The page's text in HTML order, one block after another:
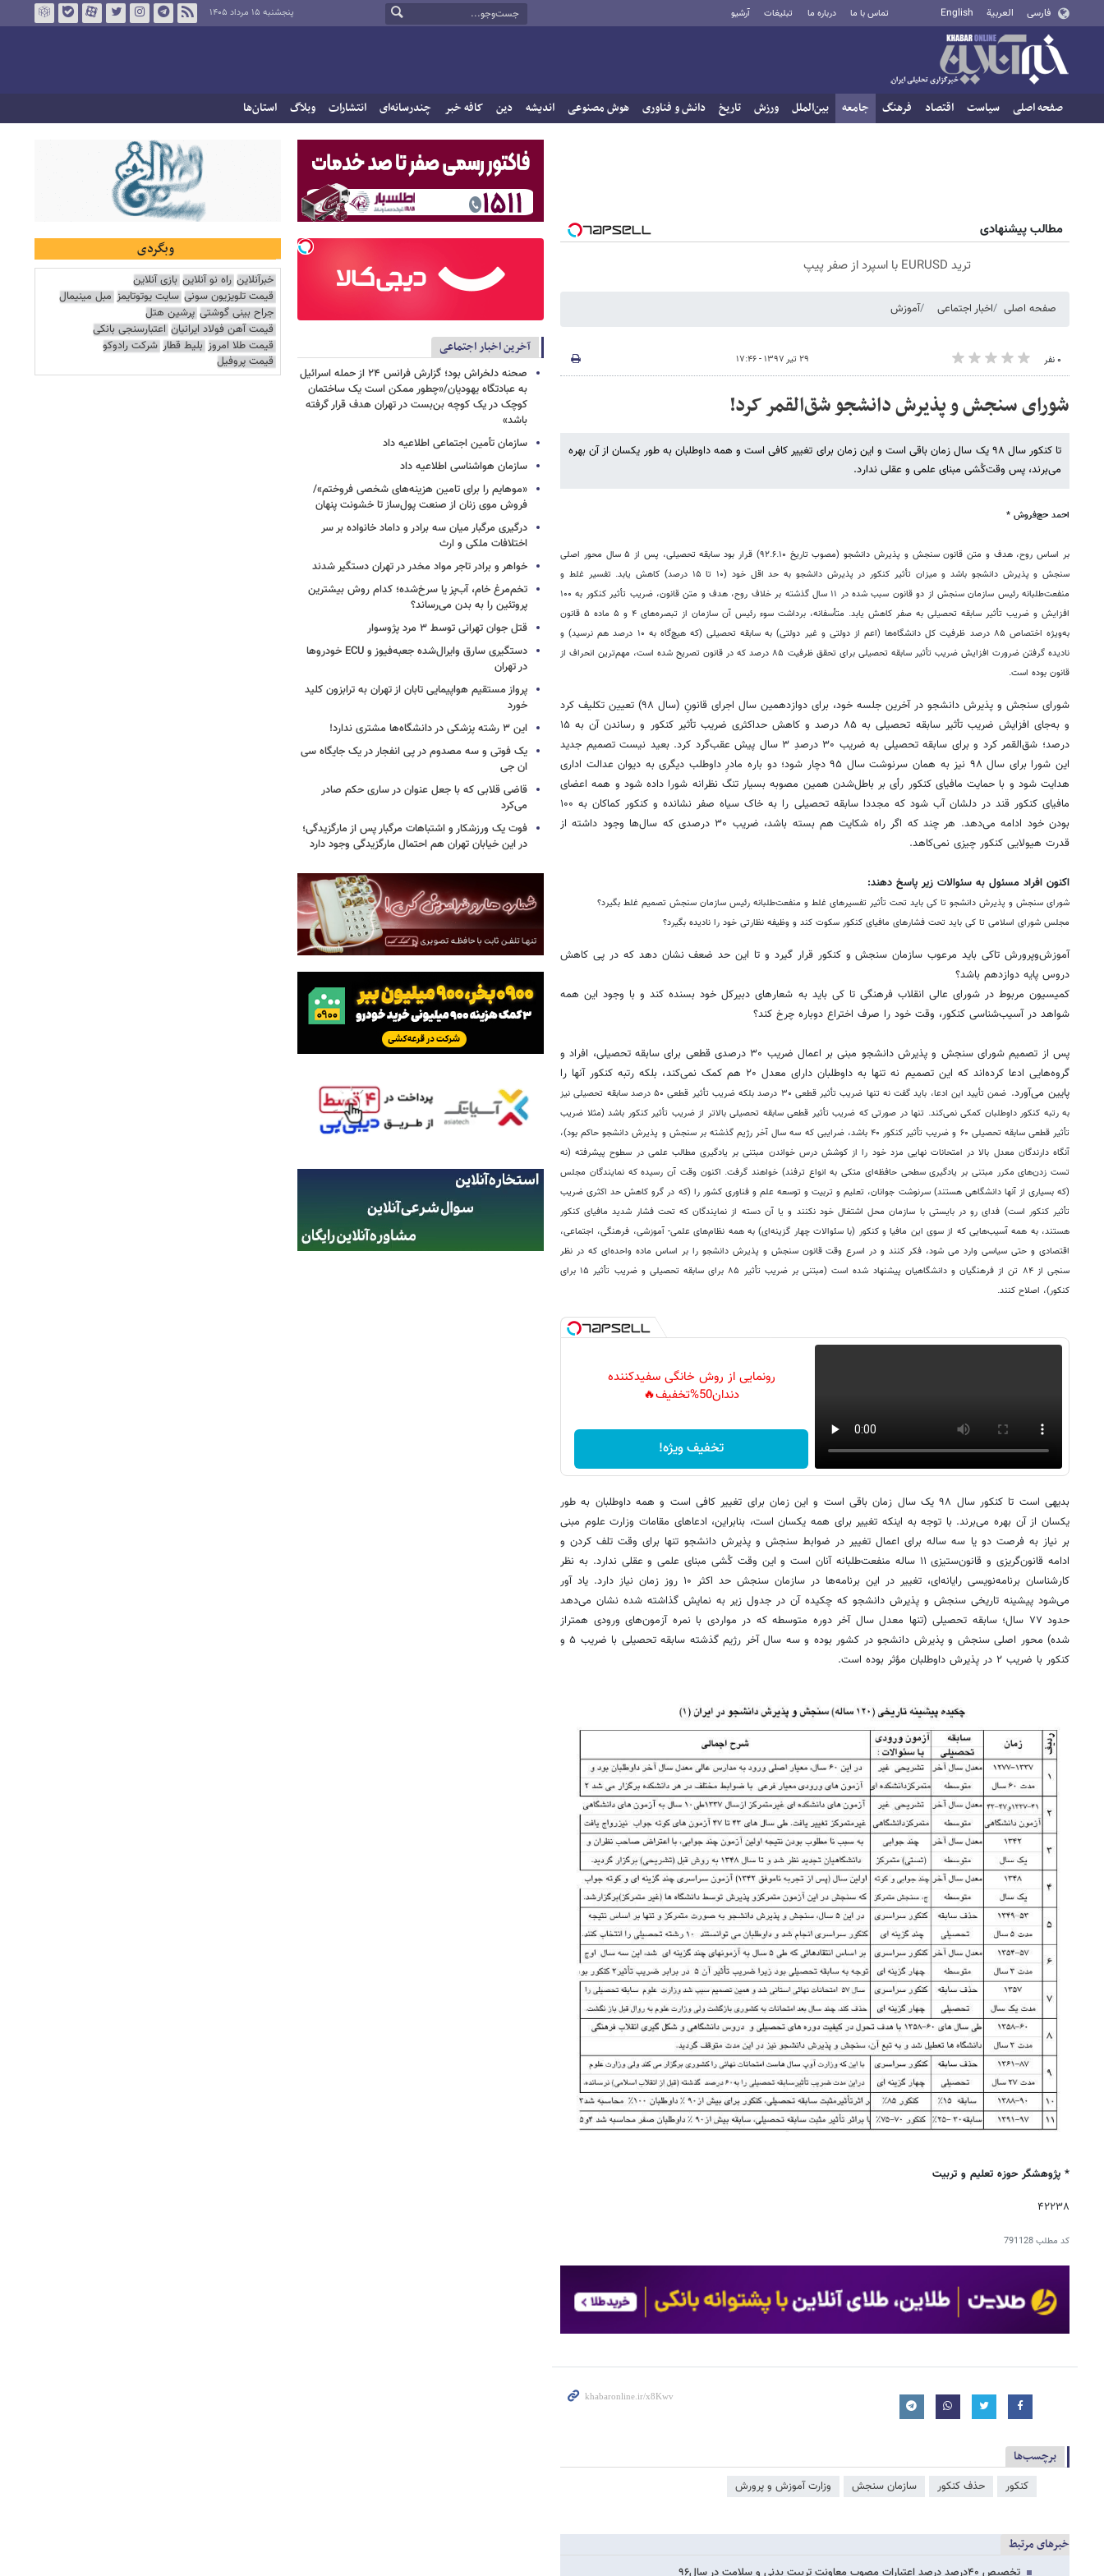
فارسی العربية English تماس با ما درباره ما تبلیغات آرشیو پنجشنبه ۱۵ مرداد ۱۴۰۵
صفحه اصلی سیاست اقتصاد فرهنگ جامعه بین‌الملل ورزش تاریخ دانش و فناوری هوش مصنوعی اندیشه دین کافه خبر چندرسانه‌ای انتشارات وبلاگ استان‌ها
مطالب پیشنهادی
ترید EURUSD با اسپرد از صفر پیپ
صفحه اصلی اخبار اجتماعی آموزش
۰ نفر ۲۹ تیر ۱۳۹۷ - ۱۷:۴۶
شورای سنجش و پذیرش دانشجو شق‌القمر کرد!
تا کنکور سال ۹۸ یک سال زمان باقی است و این زمان برای تغییر کافی است و همه داوطلبان به طور یکسان از آن بهره
می‌برند، پس وقت‌کُشی مبنای علمی و عقلی ندارد.
احمد حج‌فروش *
بر اساس روح، هدف و متن قانون سنجش و پذیرش دانشجو (مصوب تاریخ ۹۲.۶.۱۰) قرار بود سابقه تحصیلی، پس از ۵ سال محور اصلی
سنجش و پذیرش دانشجو باشد و میزان تأثیر کنکور در پذیرش دانشجو به حد اقل خود (۱۰ تا ۱۵ درصد) کاهش یابد. تفسیر غلط و
منفعت‌طلبانه رئیس سازمان سنجش از دو قانون سبب شده در ۱۱ سال گذشته بر خلاف روح، هدف و متن قانون، ضریب تأثیر کنکور به ۱۰۰
افزایش و ضریب تأثیر سابقه تحصیلی به صفر کاهش یابد. متأسفانه، برداشت سوء رئیس آن سازمان از تبصره‌های ۴ و ۵ ماده ۵ قانون
به‌ویژه اختصاص ۸۵ درصد ظرفیت کل دانشگاه‌ها (اعم از دولتی و غیر دولتی) به سابقه تحصیلی (که هیچ‌گاه به ۱۰ درصد هم نرسید) و
نادیده گرفتن ضرورت افزایش ضریب تأثیر سابقه تحصیلی برای تحقق ظرفیت ۸۵ درصد که در قانون تصریح شده است، مهم‌ترین انحراف از
قانون بوده است.
شورای سنجش و پذیرش دانشجو در آخرین جلسه خود، برای دوازدهمین سال اجرای قانونِ (سال ۹۸) تعیین تکلیف کرد
و به‌جای افزایش ضریب تأثیر سابقه تحصیلی به ۸۵ درصد و کاهش حداکثری ضریب تأثیر کنکور و رساندن آن به ۱۵
درصد؛ شق‌القمر کرد و برای سابقه تحصیلی به ضریب ۳۰ درصدِ ۳ سال پیش عقب‌گرد کرد. بعید نیست تصمیم جدید
این شورا برای سال ۹۸ نیز به همان سرنوشت سال ۹۵ دچار شود؛ دو باره مادرِ داوطلب دیگری به دیوان عدالت اداری
هدایت شود و با حمایت مافیای کنکور رأی بر باطل‌شدن همین مصوبه بسیار تنگ نظرانه شورا داده شود و همه اعضای
مافیای کنکور قند در دلشان آب شود که مجددا سابقه تحصیلی را به خاک سیاه صفر نشانده و کنکور کماکان به ۱۰۰
بودن خود ادامه می‌دهد. هر چند که اگر راه شکایت هم بسته باشد، ضریب ۳۰ درصدی که سال‌ها وجود داشته از
قدرت هیولایی کنکور چیزی نمی‌کاهد.
اکنون افراد مسئول به سئوالات زیر پاسخ دهند:
شورای سنجش و پذیرش دانشجو تا کی باید تحت تأثیر تفسیرهای غلط و منفعت‌طلبانه رئیس سازمان سنجش تصمیم غلط بگیرد؟
مجلس شورای اسلامی تا کی باید تحت فشارهای مافیای کنکور سکوت کند و وظیفه نظارتی خود را نادیده بگیرد؟
آموزش‌وپرورش تاکی باید مرعوب سازمان سنجش و کنکور قرار گیرد و تا این حد ضعف نشان دهد که در پی کاهش
دروس پایه دوازدهم باشد؟
کمیسیون مربوط در شورای عالی انقلاب فرهنگی تا کی باید به شعارهای دبیرکل خود بسنده کند و با وجود این همه
شواهد در آسیب‌شناسی کنکور، وقت خود را صرف اختراع دوباره چرخ کند؟
پس از تصمیم شورای سنجش و پذیرش دانشجو مبنی بر اعمال ضریب ۳۰ درصدی قطعی برای سابقه تحصیلی، افراد و
گروه‌هایی ادعا کرده‌اند که این تصمیم نه تنها به داوطلبان دارای معدل ۲۰ هم کمک نمی‌کند، بلکه رتبه کنکور آنها را
پایین می‌آورد.
ضمن تأیید این ادعا، باید گفت نه تنها ضریب تأثیر قطعی ۳۰ درصد بلکه ضریب تأثیر قطعی ۵۰ درصد سابقه تحصیلی نیز
به رتبه کنکور داوطلبان کمکی نمی‌کند. تنها در صورتی که ضریب تأثیر قطعی سابقه تحصیلی بالاتر از ضریب تأثیر کنکور باشد (مثلا ضریب
تأثیر قطعی سابقه تحصیلی ۶۰ و ضریب تأثیر کنکور ۴۰ باشد، ضرایبی که سه سال آخر رژیم گذشته بر سنجش و پذیرش دانشجو حاکم بود)،
آنگاه دارندگان معدل بالا در امتحانات نهایی مزد خود را از کوشش درس خواندن مبتنی بر یادگیری مطالب علمی در سطوح پیشرفته (نه
تست زدن‌های مکرر مبتنی بر یادگیری سطحی حافظه‌ای متکی به انواع ترفند) خواهند گرفت. اکنون وقت آن رسیده که نمایندگان مجلس
(که بسیاری از آنها دانشگاهی هستند) سرنوشت جوانان، تعلیم و تربیت و توسعه علم و فناوری کشور را (که در گرو کاهش حد اکثری ضریب
تأثیر کنکور است) فدای رو در بایستی با سازمان محل اشتغال خود نکنند و یا آن دسته از نمایندگان که تحت فشار شدید مافیای کنکور
هستند، به همه آسیب‌هایی که از سوی این مافیا و کنکور (با سئوالات چهار گزینه‌ای) به همه نظام‌های علمی- آموزشی، فرهنگی، اجتماعی،
اقتصادی و حتی سیاسی وارد می شود، فکر کنند و در اسرع وقت قانون سنجش و پذیرش دانشجو را بر اساس ماده واحده‌ای که در نظر
سنجی از ۸۴ تن از فرهنگیان و دانشگاهیان پیشنهاد شده است (مبتنی بر ضریب تأثیر ۸۵ برای سابقه تحصیلی و ضریب تأثیر ۱۵ برای
کنکور)، اصلاح کنند.
رونمایی از روش خانگی سفیدکننده
دندان50%تخفیف🔥
تخفیف ویژه!
بدیهی است تا کنکور سال ۹۸ یک سال زمان باقی است و این زمان برای تغییر کافی است و همه داوطلبان به طور
یکسان از آن بهره می‌برند. با توجه به اینکه تغییر برای همه یکسان است، بنابراین، ادعاهای مقامات وزارت علوم مبنی
بر نیاز به فرصت دو یا سه ساله برای اعمال تغییر در ضوابط سنجش و پذیرش دانشجو تنها برای وقت تلف کردن و
ادامه قانون‌گریزی و قانون‌ستیزی ۱۱ ساله منفعت‌طلبانه آنان است و این وقت کُشی مبنای علمی و عقلی ندارد. به نظر
کارشناسان برنامه‌نویسی رایانه‌ای، تغییر در این برنامه‌ها در سازمان سنجش حد اکثر ۱۰ روز زمان نیاز دارد. یاد آور
می‌شود پیشینه تاریخی سنجش و پذیرش دانشجو که چکیده آن در جدول زیر به نمایش گذاشته شده نشان می‌دهد
حدود ۷۷ سال؛ سابقه تحصیلی (تنها معدل سال آخر دوره متوسطه که در مواردی با نمره آزمون‌های ورودی همتراز
شده) محور اصلی سنجش و پذیرش دانشجو در کشور بوده و سه سال آخر رژیم گذشته سابقه تحصیلی با ضریب ۵ و
کنکور با ضریب ۲ در پذیرش داوطلبان مؤثر بوده است.
* پژوهشگر حوزه تعلیم و تربیت
۴۲۲۳۸
کد مطلب791128
برچسب‌ها
کنکور حذف کنکور سازمان سنجش وزارت آموزش و پرورش
خبرهای مرتبط
آخرین اخبار اجتماعی
صحنه دلخراش بود؛ گزارش فرانس ۲۴ از حمله اسرائیل
به عبادتگاه یهودیان/«چطور ممکن است یک ساختمان
کوچک در یک کوچه بن‌بست در تهران هدف قرار گرفته
باشد»
سازمان تأمین اجتماعی اطلاعیه داد
سازمان هواشناسی اطلاعیه داد
«موهایم را برای تامین هزینه‌های شخصی فروختم»/
فروش موی زنان از صنعت پول‌ساز تا خشونت پنهان
درگیری مرگبار میان سه برادر و داماد خانواده بر سر
اختلافات ملکی و ارث
خواهر و برادر تاجر مواد مخدر در تهران دستگیر شدند
تخم‌مرغ خام، آب‌پز یا سرخ‌شده؛ کدام روش بیشترین
پروتئین را به بدن می‌رساند؟
قتل جوان تهرانی توسط ۳ مرد پژوسوار
دستگیری سارق وایرال‌شده جعبه‌فیوز و ECU خودروها
در تهران
پرواز مستقیم هواپیمایی تابان از تهران به ترابزون کلید
خورد
این ۳ رشته پزشکی در دانشگاه‌ها مشتری ندارد!
یک فوتی و سه مصدوم در پی انفجار در یک جایگاه سی
ان جی
قاضی قلابی که با جعل عنوان در ساری حکم صادر
می‌کرد
فوت یک ورزشکار و اشتباهات مرگبار پس از مارگزیدگی؛
در این خیابان تهران هم احتمال مارگزیدگی وجود دارد
وبگردی
خبرآنلاین راه نو آنلاین بازی آنلاین
قیمت تلویزیون سونی سایت یوتوتایمز مبل مینیمال
جراح بینی گوشتی پرشین هتل
قیمت آهن فولاد ایرانیان اعتبارسنجی بانکی
قیمت طلا امروز بلیط قطار شرکت رادوکو
قیمت پروفیل